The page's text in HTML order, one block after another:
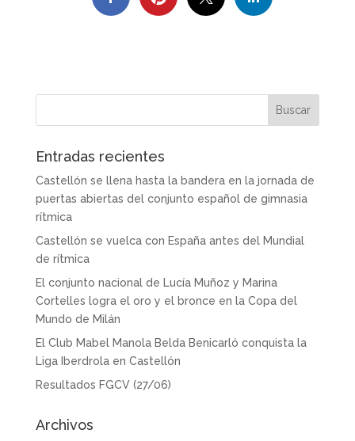
Entradas recientes
Castellón se llena hasta la bandera en la jornada de
puertas abiertas del conjunto español de gimnasia
rítmica
Castellón se vuelca con España antes del Mundial
de rítmica
El conjunto nacional de Lucía Muñoz y Marina
Cortelles logra el oro y el bronce en la Copa del
Mundo de Milán
El Club Mabel Manola Belda Benicarló conquista la
Liga Iberdrola en Castellón
Resultados FGCV (27/06)
Archivos